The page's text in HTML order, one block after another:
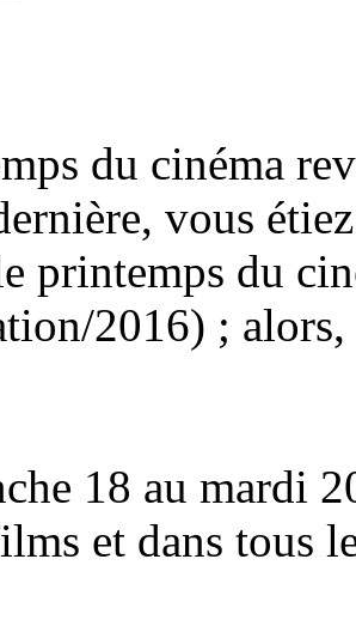
du cinéma
vous
printemps du
2016) ;
18 au mardi
et dans tous